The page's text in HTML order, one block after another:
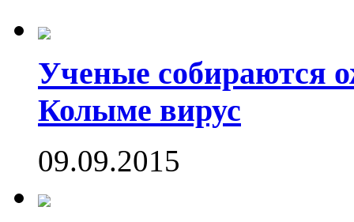
Ученые собираются
Колыме вирус
09.09.2015